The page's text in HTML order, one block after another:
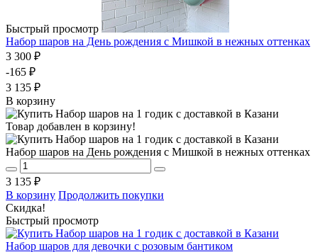
Быстрый просмотр
Набор шаров на День рождения с Мишкой в нежных оттенках
3 300 ₽
-165 ₽
3 135 ₽
В корзину
Товар добавлен в корзину!
Набор шаров на День рождения с Мишкой в нежных оттенках
3 135 ₽
В корзину Продолжить покупки
Скидка!
Быстрый просмотр
Набор шаров для девочки с розовым бантиком